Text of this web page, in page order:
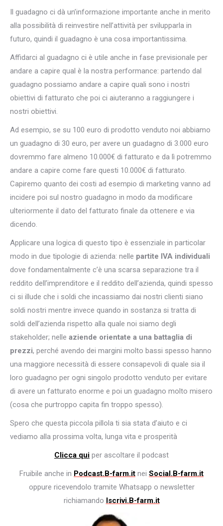
Il guadagno ci dà un’informazione importante anche in merito
alla possibilità di reinvestire nell’attività per svilupparla in
futuro, quindi il guadagno è una cosa importantissima.
Affidarci al guadagno ci è utile anche in fase previsionale per
andare a capire qual è la nostra performance: partendo dal
guadagno possiamo andare a capire quali sono i nostri
obiettivi di fatturato che poi ci aiuteranno a raggiungere i
nostri obiettivi.
Ad esempio, se su 100 euro di prodotto venduto noi abbiamo
un guadagno di 30 euro, per avere un guadagno di 3.000 euro
dovremmo fare almeno 10.000€ di fatturato e da lì potremmo
andare a capire come fare questi 10.000€ di fatturato.
Capiremo quanto dei costi ad esempio di marketing vanno ad
incidere poi sul nostro guadagno in modo da modificare
ulteriormente il dato del fatturato finale da ottenere e via
dicendo.
Applicare una logica di questo tipo è essenziale in particolar
modo in due tipologie di azienda: nelle partite IVA individuali
dove fondamentalmente c’è una scarsa separazione tra il
reddito dell’imprenditore e il reddito dell’azienda, quindi spesso
ci si illude che i soldi che incassiamo dai nostri clienti siano
soldi nostri mentre invece quando in sostanza si tratta di
soldi dell’azienda rispetto alla quale noi siamo degli
stakeholder; nelle aziende orientate a una battaglia di
prezzi, perché avendo dei margini molto bassi spesso hanno
una maggiore necessità di essere consapevoli di quale sia il
loro guadagno per ogni singolo prodotto venduto per evitare
di avere un fatturato enorme e poi un guadagno molto misero
(cosa che purtroppo capita fin troppo spesso).
Spero che questa piccola pillola ti sia stata d’aiuto e ci
vediamo alla prossima volta, lunga vita e prosperità
Clicca qui per ascoltare il podcast
Fruibile anche in Podcast.B-farm.it nei Social.B-farm.it
oppure ricevendolo tramite Whatsapp o newsletter
richiamando Iscrivi.B-farm.it